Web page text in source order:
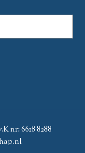
nr: 6618 8288